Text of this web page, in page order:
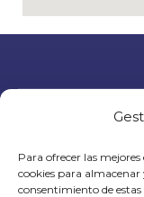
Para ofrecer las
cookies para almacenar
consentimiento de